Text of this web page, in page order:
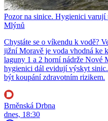
Pozor na sinice. Hygienici
Mlýnů
Chystáte se o víkendu k vodě?
jižní Moravě je voda vhodná ke
laguny 1 a 2 horní nádrže Nové
hygienici dál evidují výskyt
být koupání zdravotním rizikem.
Brněnská Drbna
dnes, 18:30